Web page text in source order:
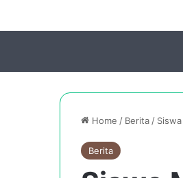
Home / Berita /
Berita